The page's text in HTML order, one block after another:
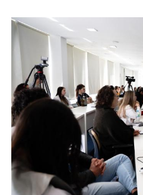
Ministério do Meio Ambiente
Ministério do Turismo
Ministério do Desenvolvimento Regional
Controladoria-Geral da União
Ministério da Mulher, da Família e dos
Secretaria-Geral